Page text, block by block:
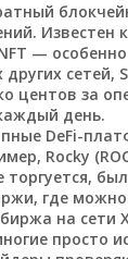
. Известен
—
других
центов за
день.
DeFi-
Rocky
торгуется,
где
на сети
просто